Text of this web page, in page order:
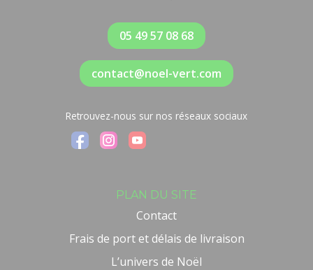
05 49 57 08 68
contact@noel-vert.com
Retrouvez-nous sur nos réseaux sociaux
PLAN DU SITE
Contact
Frais de port et délais de livraison
L’univers de Noël